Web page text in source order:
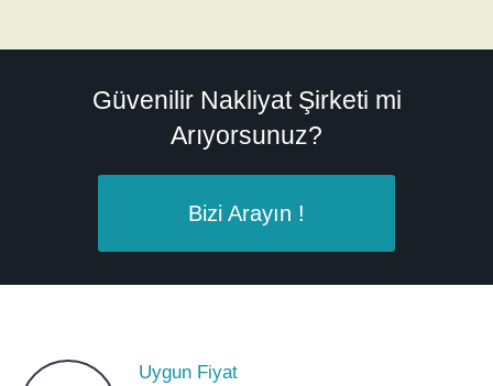
Güvenilir Nakliyat Şirketi mi
Arıyorsunuz?
Bizi Arayın !
Uygun Fiyat